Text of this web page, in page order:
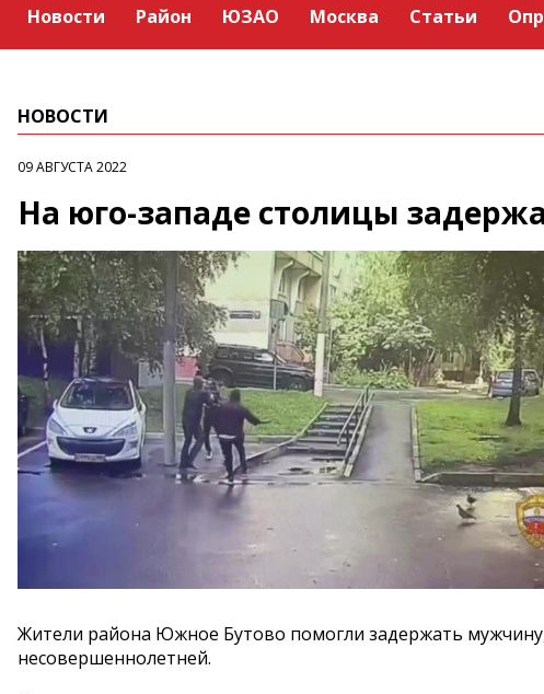
Новости Район ЮЗАО Москва Статьи
НОВОСТИ
09 АВГУСТА 2022
На юго-западе столицы
Жители района Южное Бутово помогли задержать
несовершеннолетней.